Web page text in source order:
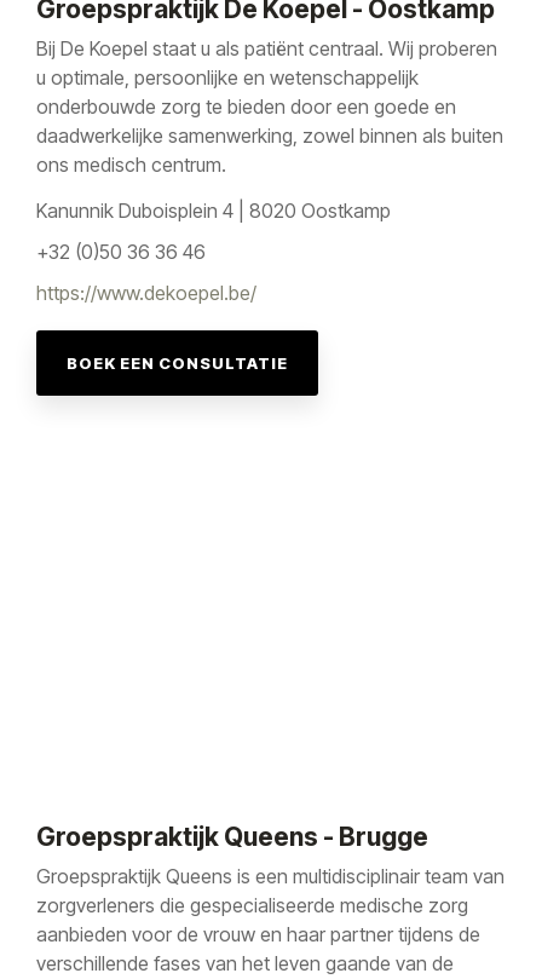
Groepspraktijk De Koepel - Oostkamp
Bij De Koepel staat u als patiënt centraal. Wij proberen
u optimale, persoonlijke en wetenschappelijk
onderbouwde zorg te bieden door een goede en
daadwerkelijke samenwerking, zowel binnen als buiten
ons medisch centrum.
Kanunnik Duboisplein 4 | 8020 Oostkamp
+32 (0)50 36 36 46
https://www.dekoepel.be/
BOEK EEN CONSULTATIE
Groepspraktijk Queens - Brugge
Groepspraktijk Queens is een multidisciplinair team van
zorgverleners die gespecialiseerde medische zorg
aanbieden voor de vrouw en haar partner tijdens de
verschillende fases van het leven gaande van de